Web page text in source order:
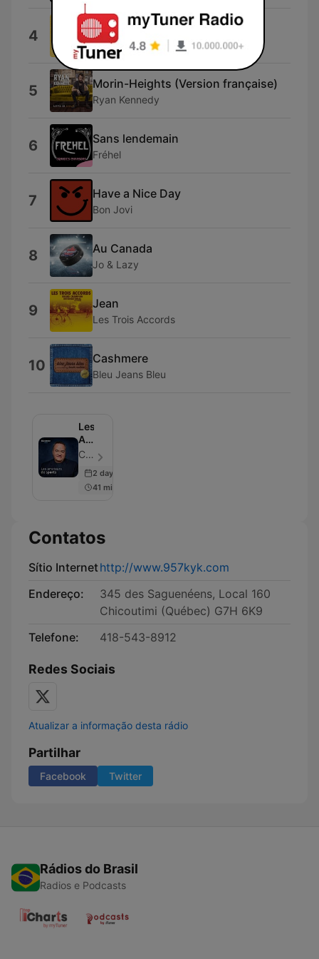
4 Our Forever Home
Christopher Lewis
5 Morin-Heights (Version française)
Ryan Kennedy
6 Sans lendemain
Fréhel
7 Have a Nice Day
Bon Jovi
8 Au Canada
Jo & Lazy
9 Jean
Les Trois Accords
10 Cashmere
Bleu Jeans Bleu
Les
Amateurs
de
sports
Cogeco Media - Episódio 105
2 days ago
41 min
Contatos
Sítio Internethttp://www.957kyk.com
Endereço:
345 des Saguenéens, Local 160
Chicoutimi (Québec) G7H 6K9
Telefone:
418-543-8912
Redes Sociais
Atualizar a informação desta rádio
Partilhar
Facebook Twitter
Rádios do Brasil
Radios e Podcasts